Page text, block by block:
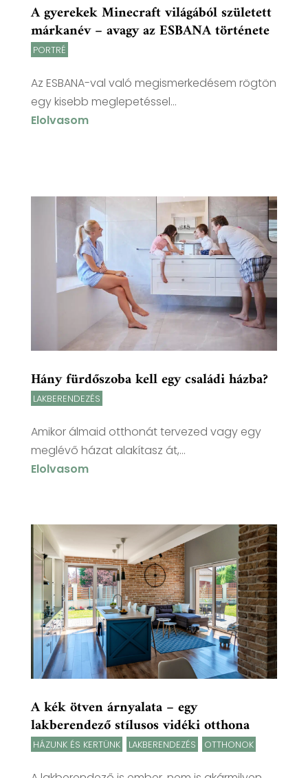
A gyerekek Minecraft világából született
márkanév – avagy az ESBANA története
PORTRÉ
Az ESBANA-val való megismerkedésem rögtön
egy kisebb meglepetéssel...
Elolvasom
Hány fürdőszoba kell egy családi házba?
LAKBERENDEZÉS
Amikor álmaid otthonát tervezed vagy egy
meglévő házat alakítasz át,...
Elolvasom
A kék ötven árnyalata – egy
lakberendező stílusos vidéki otthona
HÁZUNK ÉS KERTÜNK LAKBERENDEZÉS OTTHONOK